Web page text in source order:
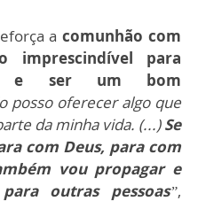
acomunhão com
imprescindível para
e ser um bom
posso oferecer algo que
da minha vida. (...)Se
com Deus, para com
vou propagar e
outras pessoas”,